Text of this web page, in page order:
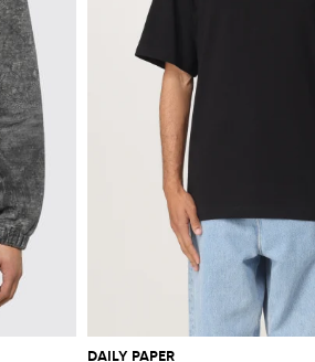
DAILY PAPER